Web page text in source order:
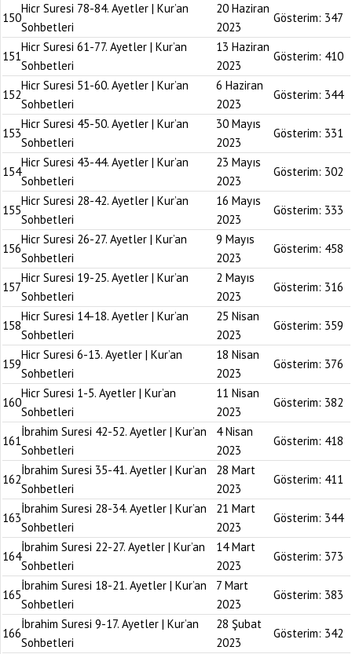
150
Hicr Suresi 78-84. Ayetler | Kur’an
Sohbetleri
20 Haziran
2023
Gösterim: 347
151
Hicr Suresi 61-77. Ayetler | Kur’an
Sohbetleri
13 Haziran
2023
Gösterim: 410
152
Hicr Suresi 51-60. Ayetler | Kur’an
Sohbetleri
6 Haziran
2023
Gösterim: 344
153
Hicr Suresi 45-50. Ayetler | Kur’an
Sohbetleri
30 Mayıs
2023
Gösterim: 331
154
Hicr Suresi 43-44. Ayetler | Kur’an
Sohbetleri
23 Mayıs
2023
Gösterim: 302
155
Hicr Suresi 28-42. Ayetler | Kur’an
Sohbetleri
16 Mayıs
2023
Gösterim: 333
156
Hicr Suresi 26-27. Ayetler | Kur’an
Sohbetleri
9 Mayıs
2023
Gösterim: 458
157
Hicr Suresi 19-25. Ayetler | Kur’an
Sohbetleri
2 Mayıs
2023
Gösterim: 316
158
Hicr Suresi 14-18. Ayetler | Kur’an
Sohbetleri
25 Nisan
2023
Gösterim: 359
159
Hicr Suresi 6-13. Ayetler | Kur’an
Sohbetleri
18 Nisan
2023
Gösterim: 376
160
Hicr Suresi 1-5. Ayetler | Kur’an
Sohbetleri
11 Nisan
2023
Gösterim: 382
161
İbrahim Suresi 42-52. Ayetler | Kur’an
Sohbetleri
4 Nisan
2023
Gösterim: 418
162
İbrahim Suresi 35-41. Ayetler | Kur’an
Sohbetleri
28 Mart
2023
Gösterim: 411
163
İbrahim Suresi 28-34. Ayetler | Kur’an
Sohbetleri
21 Mart
2023
Gösterim: 344
164
İbrahim Suresi 22-27. Ayetler | Kur’an
Sohbetleri
14 Mart
2023
Gösterim: 373
165
İbrahim Suresi 18-21. Ayetler | Kur’an
Sohbetleri
7 Mart
2023
Gösterim: 383
166
İbrahim Suresi 9-17. Ayetler | Kur’an
Sohbetleri
28 Şubat
2023
Gösterim: 342